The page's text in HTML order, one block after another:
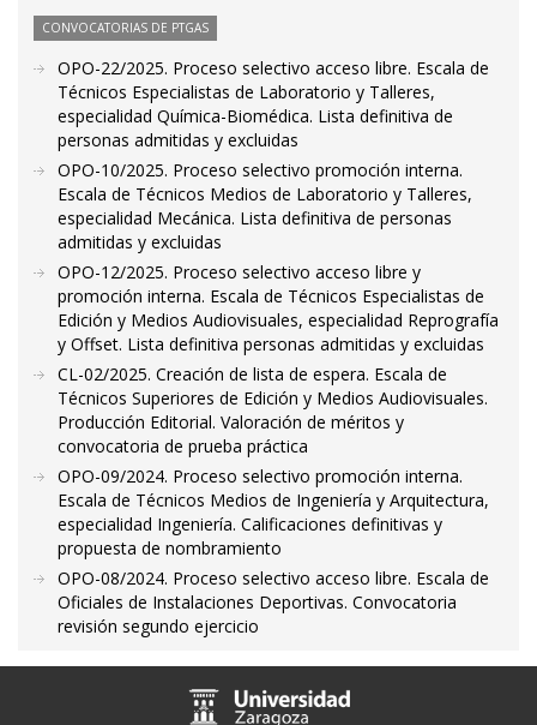
CONVOCATORIAS DE PTGAS
OPO-22/2025. Proceso selectivo acceso libre. Escala de
Técnicos Especialistas de Laboratorio y Talleres,
especialidad Química-Biomédica. Lista definitiva de
personas admitidas y excluidas
OPO-10/2025. Proceso selectivo promoción interna.
Escala de Técnicos Medios de Laboratorio y Talleres,
especialidad Mecánica. Lista definitiva de personas
admitidas y excluidas
OPO-12/2025. Proceso selectivo acceso libre y
promoción interna. Escala de Técnicos Especialistas de
Edición y Medios Audiovisuales, especialidad Reprografía
y Offset. Lista definitiva personas admitidas y excluidas
CL-02/2025. Creación de lista de espera. Escala de
Técnicos Superiores de Edición y Medios Audiovisuales.
Producción Editorial. Valoración de méritos y
convocatoria de prueba práctica
OPO-09/2024. Proceso selectivo promoción interna.
Escala de Técnicos Medios de Ingeniería y Arquitectura,
especialidad Ingeniería. Calificaciones definitivas y
propuesta de nombramiento
OPO-08/2024. Proceso selectivo acceso libre. Escala de
Oficiales de Instalaciones Deportivas. Convocatoria
revisión segundo ejercicio